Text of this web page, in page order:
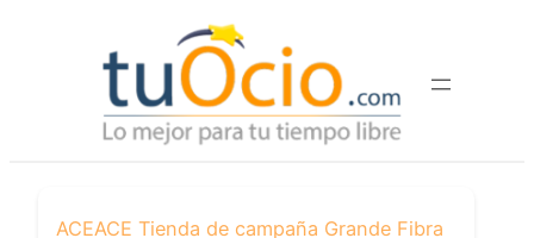
ACEACE Tienda de campaña Grande Fibra